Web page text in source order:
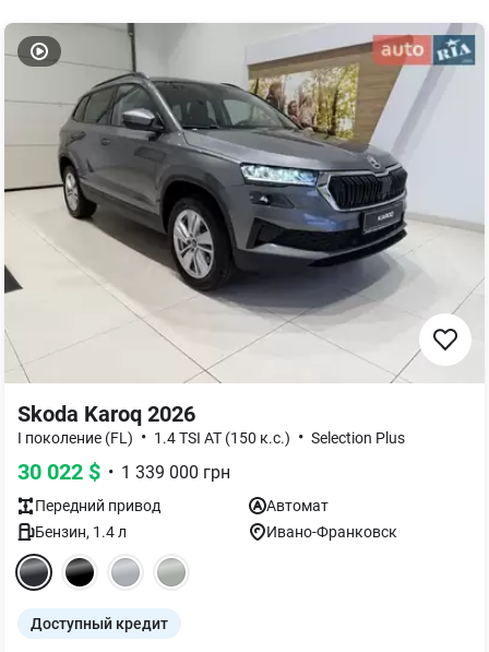
Skoda Karoq 2026
I поколение (FL) • 1.4 TSI AT (150 к.с.) • Selection Plus
30 022 $ • 1 339 000 грн
Передний привод
Автомат
Бензин, 1.4л Ивано-Франковск
Доступный кредит